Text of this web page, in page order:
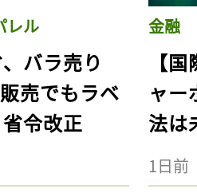
レル
バラ売り
売でもラベ
令改正
金融
【
ャー
法は
1日前